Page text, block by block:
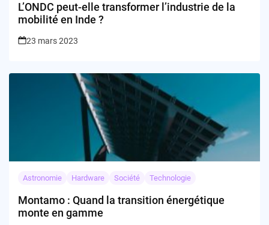
L’ONDC peut-elle transformer l’industrie de la
mobilité en Inde ?
23 mars 2023
Astronomie Hardware Société Technologie
Montamo : Quand la transition énergétique
monte en gamme